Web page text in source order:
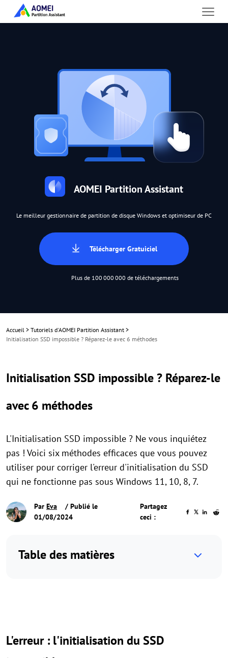
AOMEI Partition Assistant
Le meilleur gestionnaire de partition de disque Windows et optimiseur de PC
Télécharger Gratuiciel
Plus de 100 000 000 de téléchargements
Accueil > Tutoriels d'AOMEI Partition Assistant >
Initialisation SSD impossible ? Réparez-le avec 6 méthodes
Initialisation SSD impossible ? Réparez-le
avec 6 méthodes
L'Initialisation SSD impossible ? Ne vous inquiétez
pas ! Voici six méthodes efficaces que vous pouvez
utiliser pour corriger l'erreur d'initialisation du SSD
qui ne fonctionne pas sous Windows 11, 10, 8, 7.
Par Eva
/ Publié le
01/08/2024
Partagez
ceci :
Table des matières
L'erreur : l'initialisation du SSD